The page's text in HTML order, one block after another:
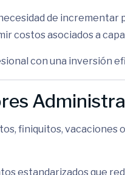
de incrementar
costos asociados a
con una inversión
finiquitos, vacaciones
estandarizados que